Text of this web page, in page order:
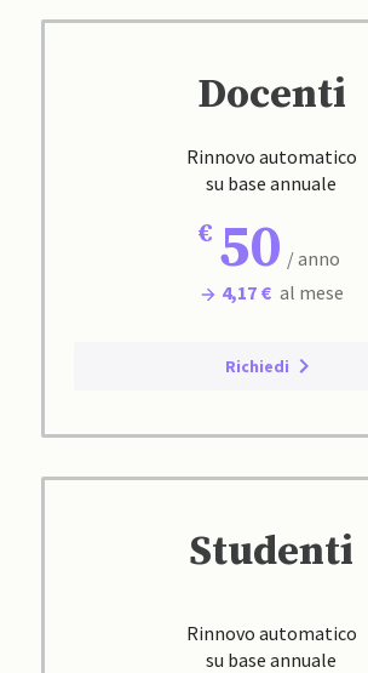
Docenti
Rinnovo automatico
su base annuale
50 / anno
4,17 € al mese
Richiedi
Studenti
Rinnovo automatico
su base annuale